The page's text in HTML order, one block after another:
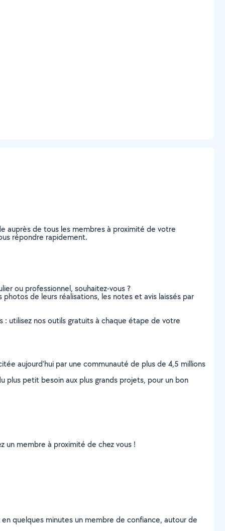
auprès de tous les membres à proximité de votre
répondre rapidement.
ou professionnel, souhaitez-vous ?
de leurs réalisations, les notes et avis laissés par
: utilisez nos outils gratuits à chaque étape de votre
aujourd’hui par une communauté de plus de 4,5 millions
plus petit besoin aux plus grands projets, pour un bon
un membre à proximité de chez vous !
quelques minutes un membre de confiance, autour de